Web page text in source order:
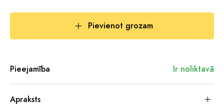
Pievienot grozam
Pieejamība Ir noliktavā
Apraksts